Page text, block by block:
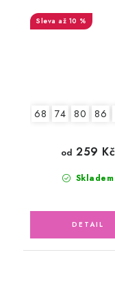
až 10 %
68 74 80 86
Skladem
od 259 Kč